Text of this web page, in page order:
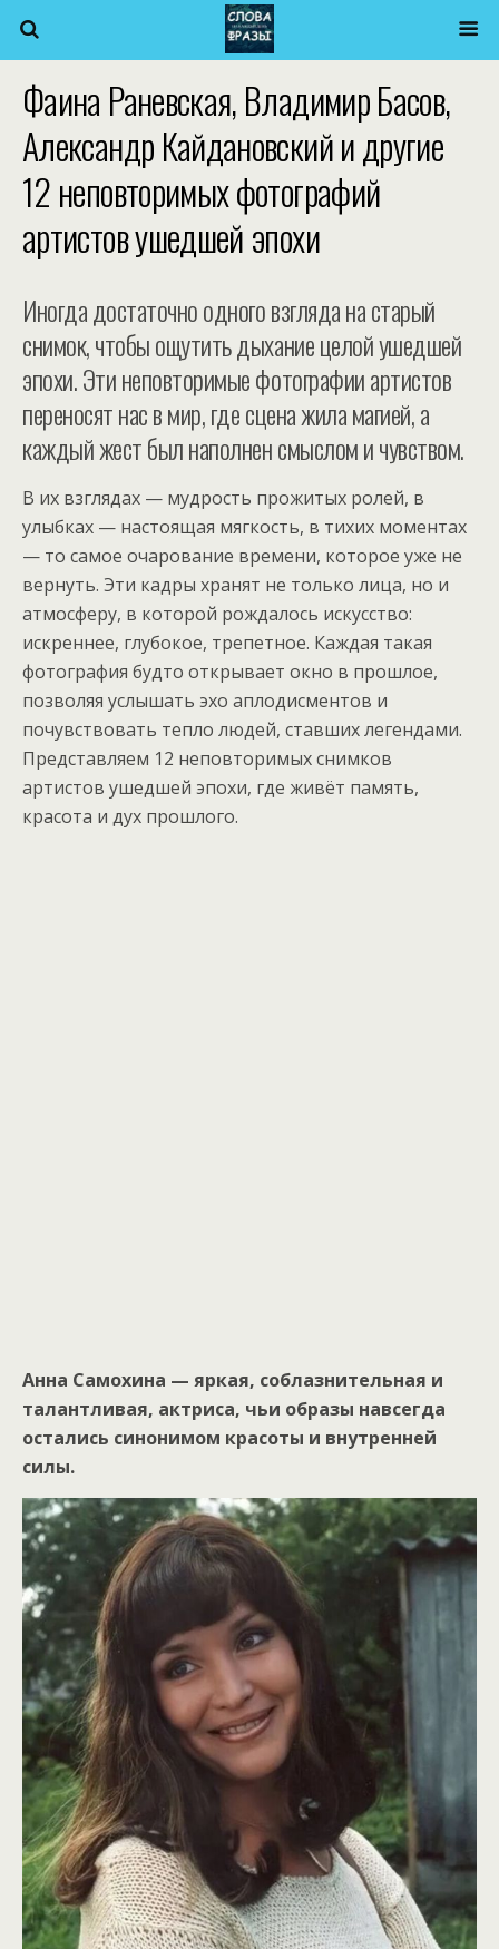
Фаина Раневская, Владимир Басов,
Александр Кайдановский и другие
12 неповторимых фотографий
артистов ушедшей эпохи
Иногда достаточно одного взгляда на старый
снимок, чтобы ощутить дыхание целой ушедшей
эпохи. Эти неповторимые фотографии артистов
переносят нас в мир, где сцена жила магией, а
каждый жест был наполнен смыслом и чувством.
В их взглядах — мудрость прожитых ролей, в
улыбках — настоящая мягкость, в тихих моментах
— то самое очарование времени, которое уже не
вернуть. Эти кадры хранят не только лица, но и
атмосферу, в которой рождалось искусство:
искреннее, глубокое, трепетное. Каждая такая
фотография будто открывает окно в прошлое,
позволяя услышать эхо аплодисментов и
почувствовать тепло людей, ставших легендами.
Представляем 12 неповторимых снимков
артистов ушедшей эпохи, где живёт память,
красота и дух прошлого.
Анна Самохина — яркая, соблазнительная и
талантливая, актриса, чьи образы навсегда
остались синонимом красоты и внутренней
силы.